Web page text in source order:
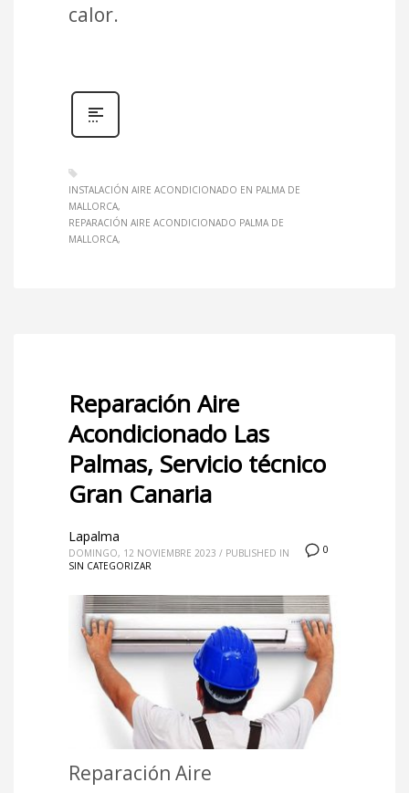
calor.
INSTALACIÓN AIRE ACONDICIONADO EN PALMA DE
MALLORCA
REPARACIÓN AIRE ACONDICIONADO PALMA DE
MALLORCA
Reparación Aire
Acondicionado Las
Palmas, Servicio técnico
Gran Canaria
0
Lapalma
DOMINGO, 12 NOVIEMBRE 2023 / PUBLISHED IN
SIN CATEGORIZAR
Reparación Aire